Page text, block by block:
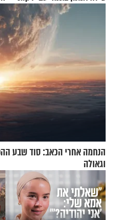
הנחמה אחרי הכאב: סוד שבע
וגאולה